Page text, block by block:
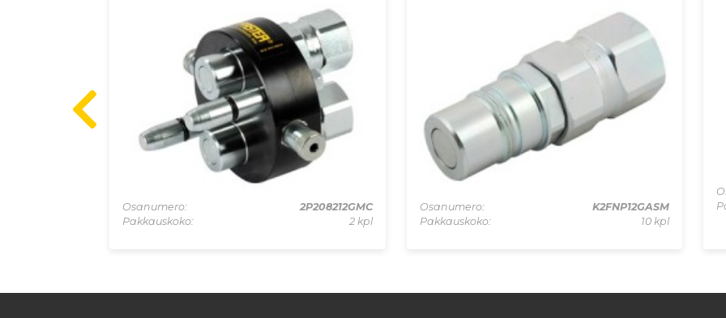
Osanumero:
2P208212GMC
Pakkauskoko:
2 kpl
Osanumero:
K2FNP12GASM
Pakkauskoko:
10 kpl